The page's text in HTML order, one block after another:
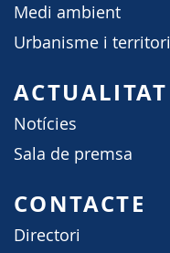
Medi ambient
Urbanisme i territori
ACTUALITAT
Notícies
Sala de premsa
CONTACTE
Directori